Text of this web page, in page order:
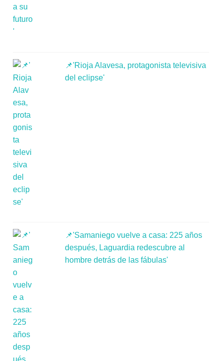
📌'Rioja Alavesa, protagonista televisiva
del eclipse'
📌'Samaniego vuelve a casa: 225 años
después, Laguardia redescubre al
hombre detrás de las fábulas'